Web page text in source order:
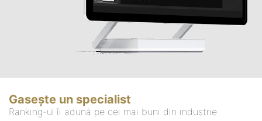
Gasește un specialist
Ranking-ul îi adună pe cei mai buni din industrie